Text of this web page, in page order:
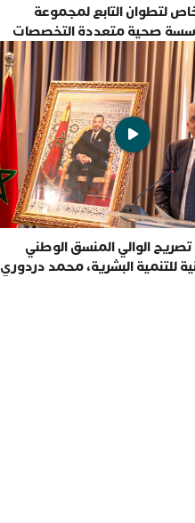
لتطوان التابع لمجموعة
صحية متعددة التخصصات
الدولية
الوالي المنسق الوطني
للتنمية البشرية، محمد دردوري